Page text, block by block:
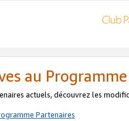
au
actuels, découvrez les
Partenaires